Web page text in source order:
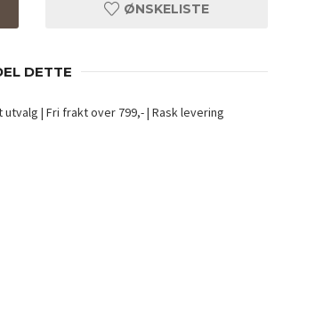
ØNSKELISTE
DETTE
utvalg | Fri frakt over 799,- | Rask levering